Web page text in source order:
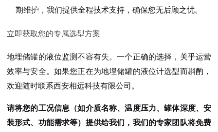
期维护，我们提供全程技术支持，确保您无后顾之忧。
立即获取您的专属选型方案
地埋储罐的液位监测不容有失。一个正确的选择，关乎运营
效率与安全。如果您正在为地埋储罐的液位计选型而斟酌，
欢迎随时联系西安相远科技有限公司。
请将您的工况信息（如介质名称、温度压力、罐体深度、安
装形式、功能需求等）提供给我们，我们的专家团队将免费